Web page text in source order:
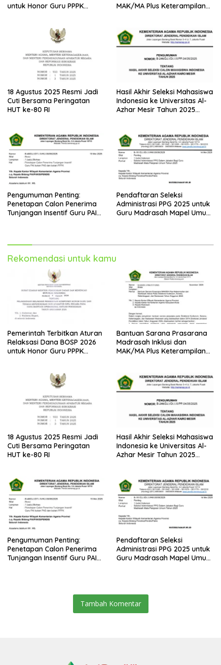
untuk Honor Guru PPPK
MAK/MA Plus Keterampilan
18 Agustus 2025 Resmi Jadi
Cuti Bersama Peringatan
HUT ke-80 RI
Hasil Akhir Seleksi Mahasiswa
Indonesia ke Universitas Al-
Azhar Mesir Tahun 2025
Pengumuman Penting:
Penetapan Calon Penerima
Tunjangan Insentif Guru PAI
Pendaftaran Seleksi
Administrasi PPG 2025 untuk
Guru Madrasah Mapel Umum
Rekomendasi untuk kamu
Pemerintah Terbitkan Aturan
Relaksasi Dana BOSP 2026
untuk Honor Guru PPPK
Bantuan Sarana Prasarana
Madrasah Inklusi dan
MAK/MA Plus Keterampilan
18 Agustus 2025 Resmi Jadi
Cuti Bersama Peringatan
HUT ke-80 RI
Hasil Akhir Seleksi Mahasiswa
Indonesia ke Universitas Al-
Azhar Mesir Tahun 2025
Pengumuman Penting:
Penetapan Calon Penerima
Tunjangan Insentif Guru PAI
Pendaftaran Seleksi
Administrasi PPG 2025 untuk
Guru Madrasah Mapel Umum
Tambah Komentar